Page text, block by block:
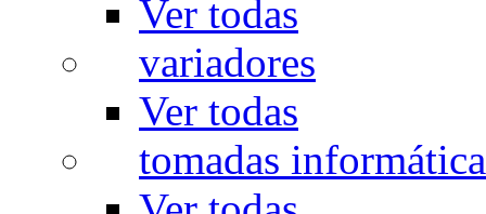
Ver todas
variadores
Ver todas
tomadas